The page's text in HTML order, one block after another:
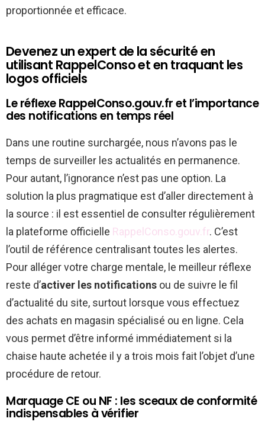
proportionnée et efficace.
Devenez un expert de la sécurité en
utilisant RappelConso et en traquant les
logos officiels
Le réflexe RappelConso.gouv.fr et l’importance
des notifications en temps réel
Dans une routine surchargée, nous n’avons pas le
temps de surveiller les actualités en permanence.
Pour autant, l’ignorance n’est pas une option. La
solution la plus pragmatique est d’aller directement à
la source : il est essentiel de consulter régulièrement
la plateforme officielle RappelConso.gouv.fr. C’est
l’outil de référence centralisant toutes les alertes.
Pour alléger votre charge mentale, le meilleur réflexe
reste d’activer les notifications ou de suivre le fil
d’actualité du site, surtout lorsque vous effectuez
des achats en magasin spécialisé ou en ligne. Cela
vous permet d’être informé immédiatement si la
chaise haute achetée il y a trois mois fait l’objet d’une
procédure de retour.
Marquage CE ou NF : les sceaux de conformité
indispensables à vérifier